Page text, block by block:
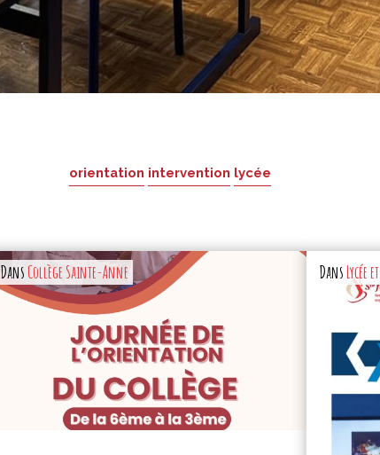
orientation intervention lycée
Dans Collège Sainte-Anne DansLycée